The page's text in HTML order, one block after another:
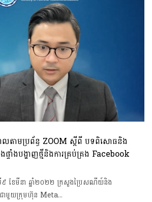
លតាមប្រព័ន្ធ ZOOM ស្តីពី បទពិសោធនិង
ផ្ទាំងបង្ហាញថ្មីនិងការគ្រប់គ្រង Facebook
ទី៩ ​ខែមីនា​ ​ឆ្នាំ​២​០​​២២ ក្រសួងប្រៃសណីយ៍និង
ាមួយក្រុមហ៊ុន Meta…